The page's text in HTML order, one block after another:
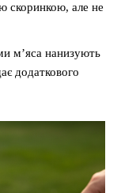
скоринкою, але не
м’яса нанизують
додаткового